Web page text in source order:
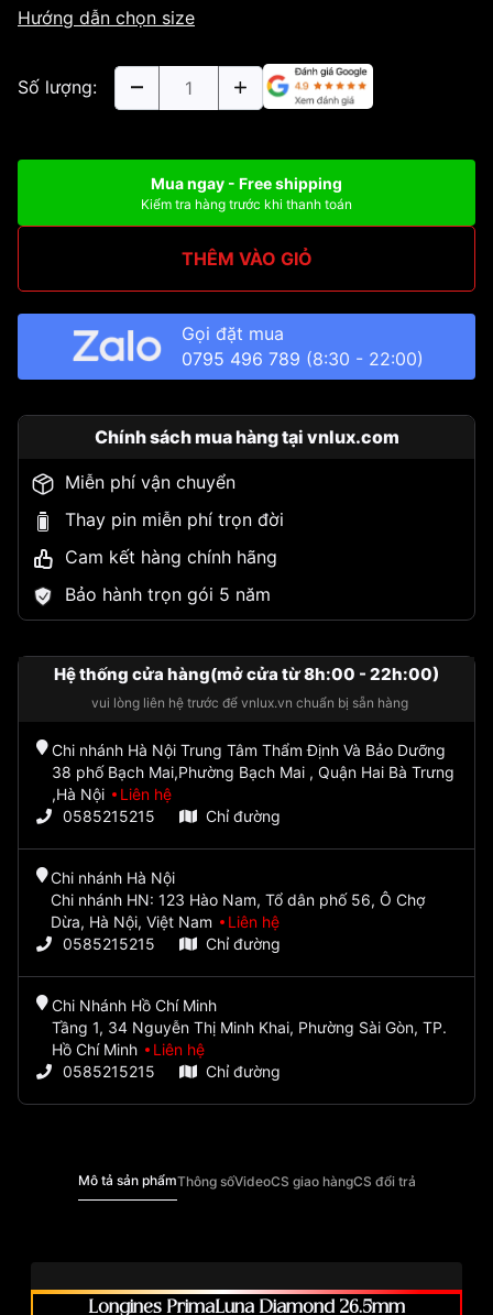
Hướng dẫn chọn size
Số lượng:
Mua ngay - Free shipping
Kiểm tra hàng trước khi thanh toán
THÊM VÀO GIỎ
Gọi đặt mua
0795 496 789 (8:30 - 22:00)
Chính sách mua hàng tại vnlux.com
Miễn phí vận chuyển
Thay pin miễn phí trọn đời
Cam kết hàng chính hãng
Bảo hành trọn gói 5 năm
Hệ thống cửa hàng(mở cửa từ 8h:00 - 22h:00)
vui lòng liên hệ trước để vnlux.vn chuẩn bị sẵn hàng
Chi nhánh Hà Nội Trung Tâm Thẩm Định Và Bảo Dưỡng
38 phố Bạch Mai,Phường Bạch Mai , Quận Hai Bà Trưng
,Hà Nội
Liên hệ
0585215215
Chỉ đường
Chi nhánh Hà Nội
Chi nhánh HN: 123 Hào Nam, Tổ dân phố 56, Ô Chợ
Dừa, Hà Nội, Việt Nam
Liên hệ
0585215215
Chỉ đường
Chi Nhánh Hồ Chí Minh
Tầng 1, 34 Nguyễn Thị Minh Khai, Phường Sài Gòn, TP.
Hồ Chí Minh
Liên hệ
0585215215
Chỉ đường
Mô tả sản phẩmThông sốVideoCS giao hàngCS đổi trả
Longines PrimaLuna Diamond 26.5mm